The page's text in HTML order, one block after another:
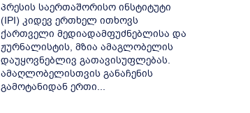
პრესის საერთაშორისო ინსტიტუტი
(IPI) კიდევ ერთხელ ითხოვს
ქართველი მედიადამფუძნებლისა და
ჟურნალისტის, მზია ამაგლობელის
დაუყოვნებლივ გათავისუფლებას.
ამაღლობელისთვის განაჩენის
გამოტანიდან ერთი...